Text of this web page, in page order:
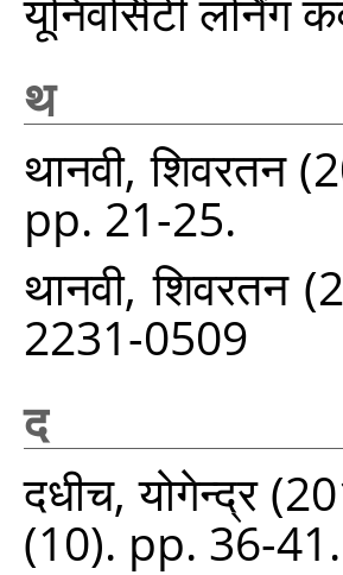
थ
थानवी, शिवरतन
pp. 21-25.
थानवी, शिवरतन
2231-0509
द
दधीच, योगेन्द्र
(10). pp. 36-41.